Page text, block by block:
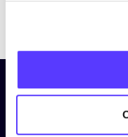
Inscrivez-